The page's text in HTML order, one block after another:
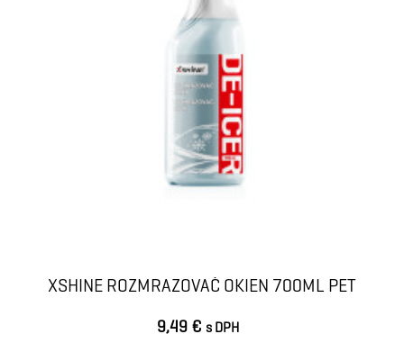
XSHINE ROZMRAZOVAČ OKIEN 700ML PET
9,49 € s DPH